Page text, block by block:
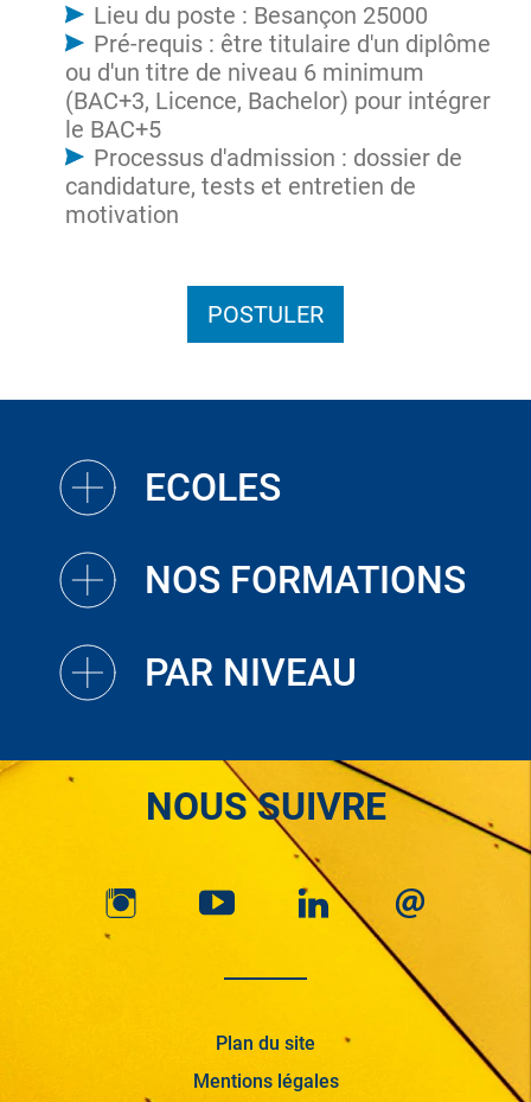
Lieu du poste : Besançon 25000
Pré-requis : être titulaire d'un diplôme
ou d'un titre de niveau 6 minimum
(BAC+3, Licence, Bachelor) pour intégrer
le BAC+5
Processus d'admission : dossier de
candidature, tests et entretien de
motivation
POSTULER
ECOLES
NOS FORMATIONS
PAR NIVEAU
NOUS SUIVRE
Plan du site
Mentions légales